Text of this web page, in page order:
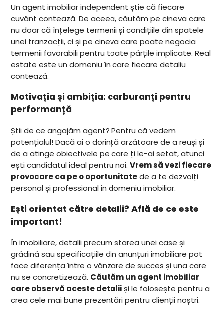
Un agent imobiliar independent știe că fiecare
cuvânt contează. De aceea, căutăm pe cineva care
nu doar că înțelege termenii și condițiile din spatele
unei tranzacții, ci și pe cineva care poate negocia
termenii favorabili pentru toate părțile implicate. Real
estate este un domeniu în care fiecare detaliu
contează.
Motivația și ambiția: carburanți pentru
performanță
Știi de ce angajăm agent? Pentru că vedem
potențialul! Dacă ai o dorință arzătoare de a reuși și
de a atinge obiectivele pe care ți le-ai setat, atunci
ești candidatul ideal pentru noi.Vrem să vezi fiecare
provocare ca pe o oportunitatede a te dezvolți
personal și professional in domeniu imobiliar.
Ești orientat către detalii? Află de ce este
important!
În imobiliare, detalii precum starea unei case și
grădină sau specificațiile din anunțuri imobiliare pot
face diferența între o vânzare de succes și una care
nu se concretizează. Căutăm un agent imobiliar
care observă aceste detaliiși le folosește pentru a
crea cele mai bune prezentări pentru clienții noștri.